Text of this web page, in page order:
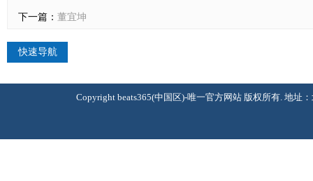
下一篇： 董宜坤
快速导航
Copyright beats365(中国区)-唯一官方网站 版权所有. 地址